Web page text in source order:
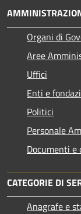
Organi di
Aree
Uffici
Enti e
Politici
Personale
Documenti e
CATEGORIE DI
Anagrafe e